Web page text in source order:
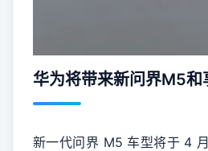
华为将带来新问界M5和
新一代问界 M5 车型将于 4